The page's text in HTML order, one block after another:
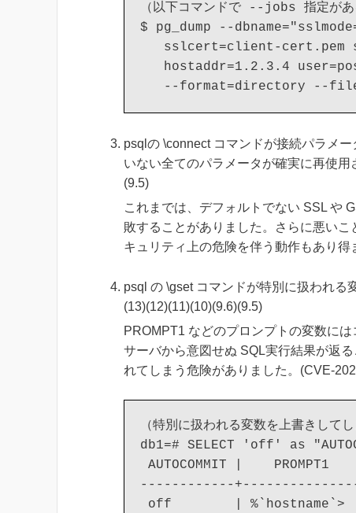
（以下コマンドで --jobs 指定があ
$ pg_dump --
sslcert=client-cert.pem
hostaddr=1.2.3.4
psqlの \connect コマンドが接続パラメ
いない全てのパラメータが確実に再使
(9.5)
これまでは、デフォルトでない SSL や
敗することがありました。さらに悪い
キュリティ上の危険を伴う動作もあり
psql の \gset コマンドが特別に扱われる
(13)(12)(11)(10)(9.6)(9.5)
PROMPT1 などのプロンプトの変数に
サーバから意図せぬ SQL実行結果が返
れてしまう危険がありました。(CVE-
（特別に扱われる変数を上書きしてし
db1=# SELECT 'off' as
AUTOCOMMIT |    PROMPT1
------------
off        | %`hostname`>